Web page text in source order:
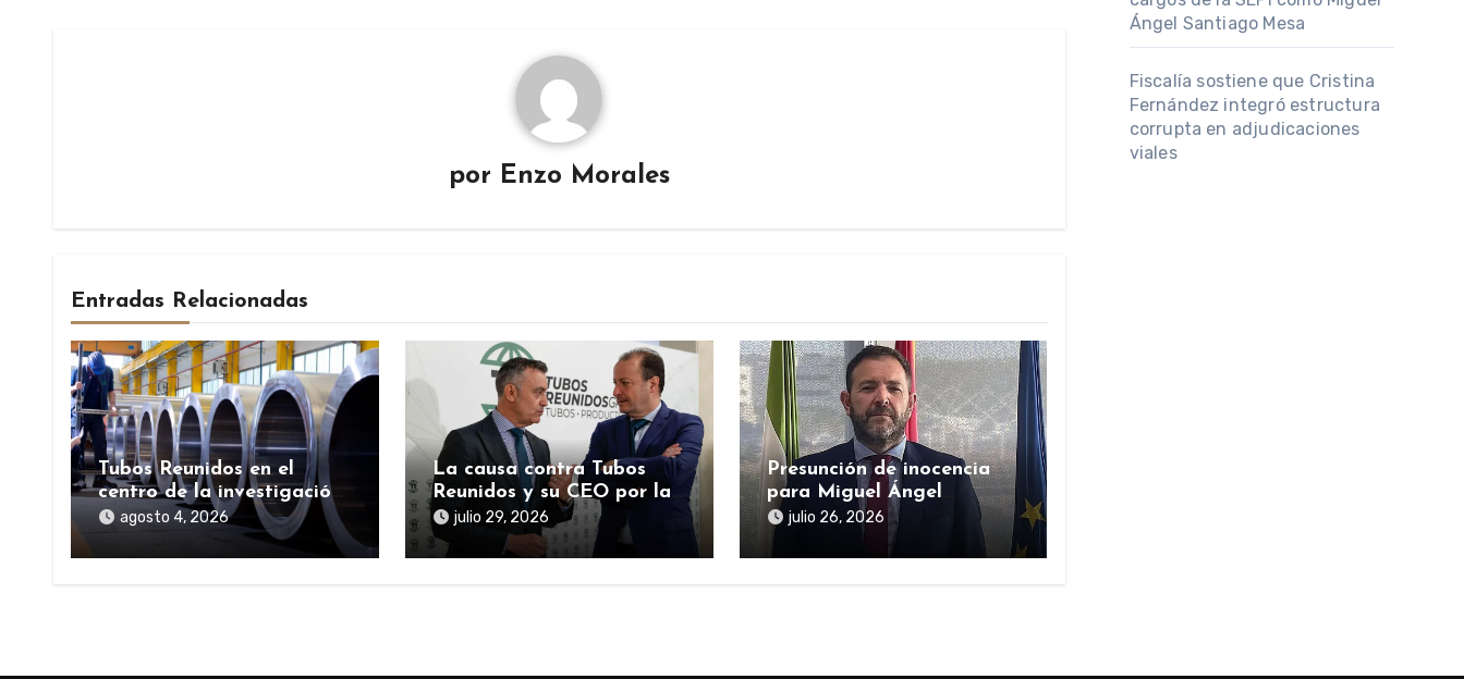
por Enzo Morales
Entradas Relacionadas
Tubos Reunidos en el
centro de la investigación
por el préstamo público de
la SEPI durante la
pandemia
agosto 4, 2026
La causa contra Tubos
Reunidos y su CEO por la
renegociación del rescate
público durante la
pandemia
julio 29, 2026
Presunción de inocencia
para Miguel Ángel
Figueroa en la
investigación sobre SEPI
julio 26, 2026
Ángel Santiago Mesa
Fiscalía sostiene que Cristina
Fernández integró estructura
corrupta en adjudicaciones
viales